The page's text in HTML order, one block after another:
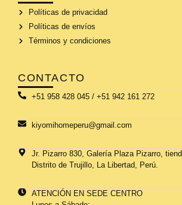
Políticas de privacidad
Políticas de envíos
Términos y condiciones
CONTACTO
+51 958 428 045 / +51 942 161 272
kiyomihomeperu@gmail.com
Jr. Pizarro 830, Galería Plaza Pizarro,
Distrito de Trujillo, La Libertad, Perú.
ATENCIÓN EN SEDE CENTRO